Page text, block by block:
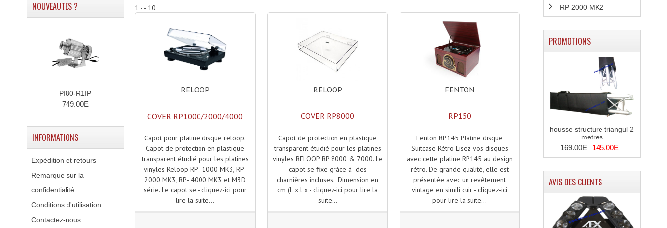
1 - - 10
RELOOP
COVER RP1000/2000/4000
Capot pour platine disque reloop.
Capot de protection en plastique
transparent étudié pour les platines
vinyles Reloop RP- 1000 MK3, RP-
2000 MK3, RP- 4000 MK3 et M3D
série. Le capot se - cliquez-ici pour
lire la suite...
RELOOP
COVER RP8000
Capot de protection en plastique
transparent étudié pour les platines
vinyles RELOOP RP 8000 & 7000. Le
capot se fixe gràce à des
charnières incluses. Dimension en
cm (L x l x - cliquez-ici pour lire la
suite...
FENTON
RP150
Fenton RP145 Platine disque
Suitcase Rétro Lisez vos disques
avec cette platine RP145 au design
rétro. De grande qualité, elle est
présentée avec un revêtement
vintage en simili cuir - cliquez-ici
pour lire la suite...
NOUVEAUTÉS ?
PI80-R1IP
749.00E
INFORMATIONS
Expédition et retours
Remarque sur la
confidentialité
Conditions d'utilisation
Contactez-nous
RP 2000 MK2
PROMOTIONS
housse structure triangul 2
metres
169.00E 145.00E
AVIS DES CLIENTS